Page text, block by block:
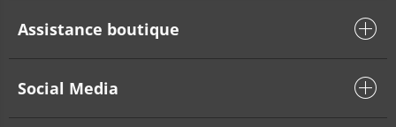
Assistance boutique
Social Media